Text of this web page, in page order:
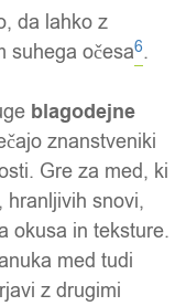
da lahko z
suhega očesa6.
blagodejne
znanstveniki
Gre za med, ki
hranljivih snovi,
okusa in teksture.
med tudi
z drugimi